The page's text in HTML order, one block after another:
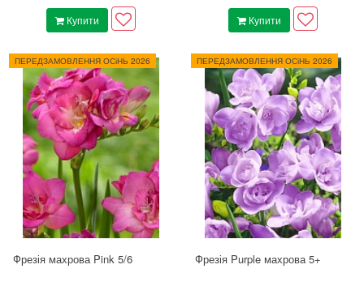
Купити Купити
ПЕРЕДЗАМОВЛЕННЯ ОСіНЬ 2026
Фрезія махрова Pink 5/6
ПЕРЕДЗАМОВЛЕННЯ ОСіНЬ 2026
Фрезія Purple махрова 5+